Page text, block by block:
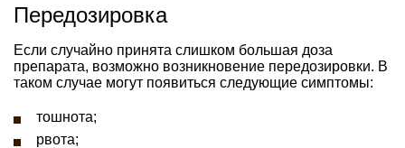
Передозировка
Если случайно принята слишком большая доза
препарата, возможно возникновение передозировки. В
таком случае могут появиться следующие симптомы:
тошнота;
рвота;